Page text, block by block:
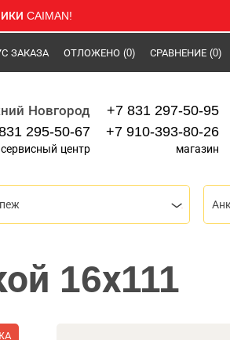
CAIMAN!
ЗАКАЗА ОТЛОЖЕНО (0) СРАВНЕНИЕ (0)
Новгород
295-50-67
сервисный центр
+7 831 297-50-95
+7 910-393-80-26
магазин
16х111